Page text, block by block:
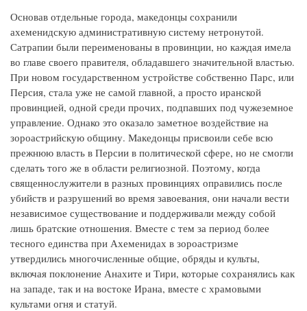
Основав отдельные города, македонцы сохранили
ахеменидскую административную систему нетронутой.
Сатрапии были переименованы в провинции, но каждая имела
во главе своего правителя, обладавшего значительной властью.
При новом государственном устройстве собственно Парс, или
Персия, стала уже не самой главной, а просто иранской
провинцией, одной среди прочих, подпавших под чужеземное
управление. Однако это оказало заметное воздействие на
зороастрийскую общину. Македонцы присвоили себе всю
прежнюю власть в Персии в политической сфере, но не смогли
сделать того же в области религиозной. Поэтому, когда
священнослужители в разных провинциях оправились после
убийств и разрушений во время завоевания, они начали вести
независимое существование и поддерживали между собой
лишь братские отношения. Вместе с тем за период более
тесного единства при Ахеменидах в зороастризме
утвердились многочисленные общие, обряды и культы,
включая поклонение Анахите и Тири, которые сохранялись как
на западе, так и на востоке Ирана, вместе с храмовыми
культами огня и статуй.